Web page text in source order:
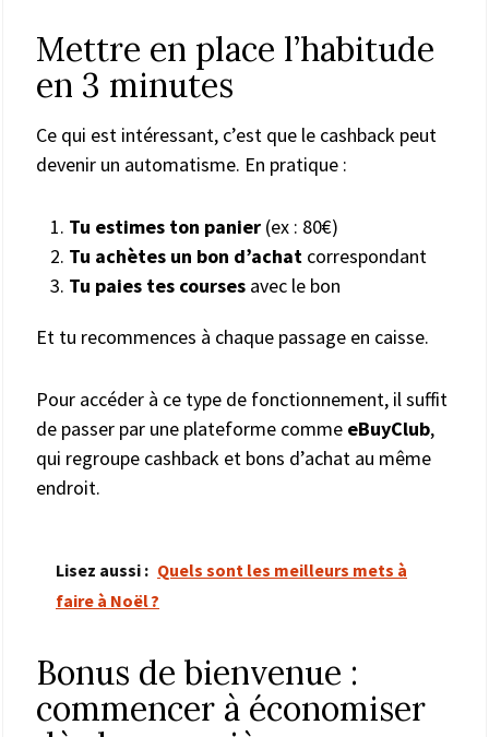
Mettre en place l’habitude
en 3 minutes
Ce qui est intéressant, c’est que le cashback peut
devenir un automatisme. En pratique :
Tu estimes ton panier (ex : 80€)
Tu achètes un bon d’achat correspondant
Tu paies tes courses avec le bon
Et tu recommences à chaque passage en caisse.
Pour accéder à ce type de fonctionnement, il suffit
de passer par une plateforme comme eBuyClub,
qui regroupe cashback et bons d’achat au même
endroit.
Lisez aussi : Quels sont les meilleurs mets à
faire à Noël ?
Bonus de bienvenue :
commencer à économiser